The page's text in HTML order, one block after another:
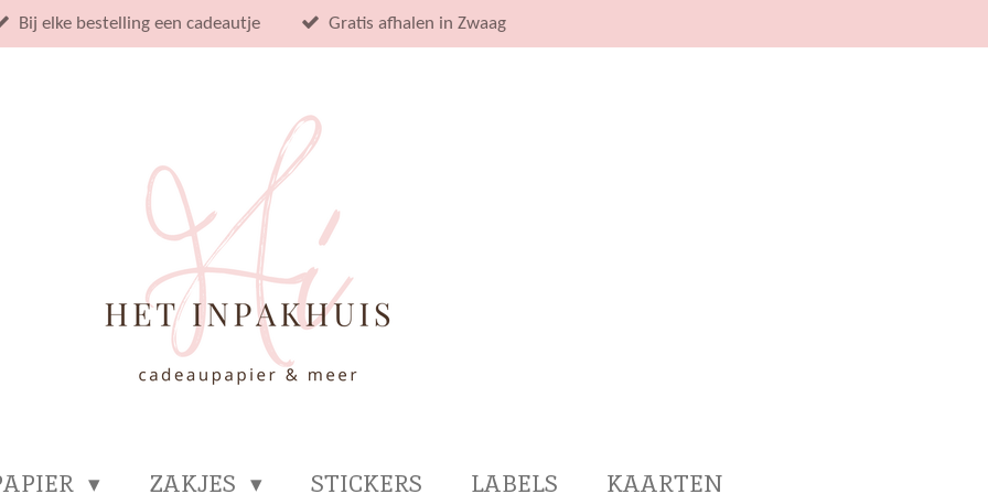
Bij elke bestelling een cadeautje Gratis afhalen in Zwaag
ZAKJES STICKERS LABELS
KAARTEN